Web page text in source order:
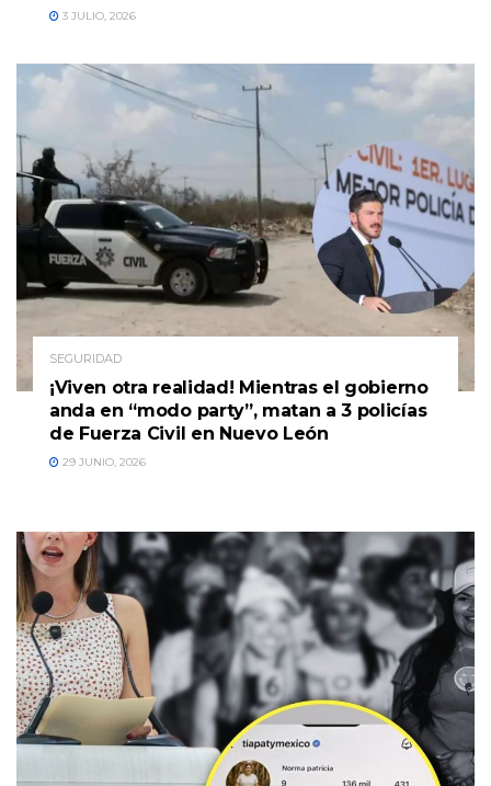
3 JULIO, 2026
SEGURIDAD
¡Viven otra realidad! Mientras el gobierno
anda en “modo party”, matan a 3 policías
de Fuerza Civil en Nuevo León
29 JUNIO, 2026